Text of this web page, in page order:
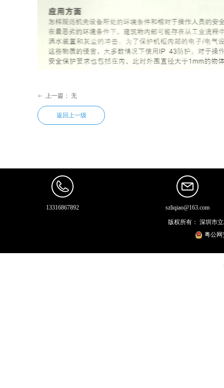
ꂃ 上一篇： 无
返回上一级
版权所有： 深圳市
13316867892 szliqiao@163.com
粤公